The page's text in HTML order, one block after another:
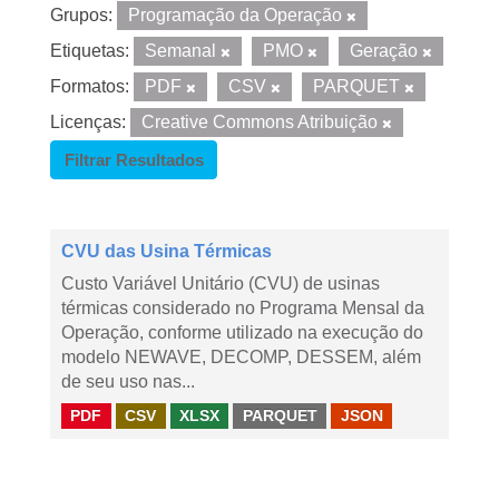
Grupos:
Programação da Operação
Etiquetas:
Semanal PMO
Geração
Formatos:
PDF CSV
PARQUET
Licenças:
Creative Commons Atribuição
Filtrar Resultados
CVU das Usina Térmicas
Custo Variável Unitário (CVU) de usinas
térmicas considerado no Programa Mensal da
Operação, conforme utilizado na execução do
modelo NEWAVE, DECOMP, DESSEM, além
de seu uso nas...
PDF CSV XLSX PARQUET JSON